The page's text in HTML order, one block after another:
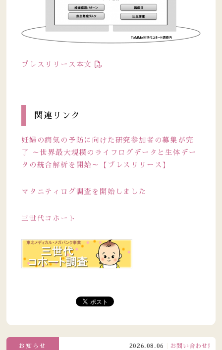
プレスリリース本文
関連リンク
妊婦の病気の予防に向けた研究参加者の募集が完
了 ～世界最大規模のライフログデータと生体デー
タの統合解析を開始～【プレスリリース】
マタニティログ調査を開始しました
三世代コホート
お知らせ 2026.08.06 お問い合わせ窓口